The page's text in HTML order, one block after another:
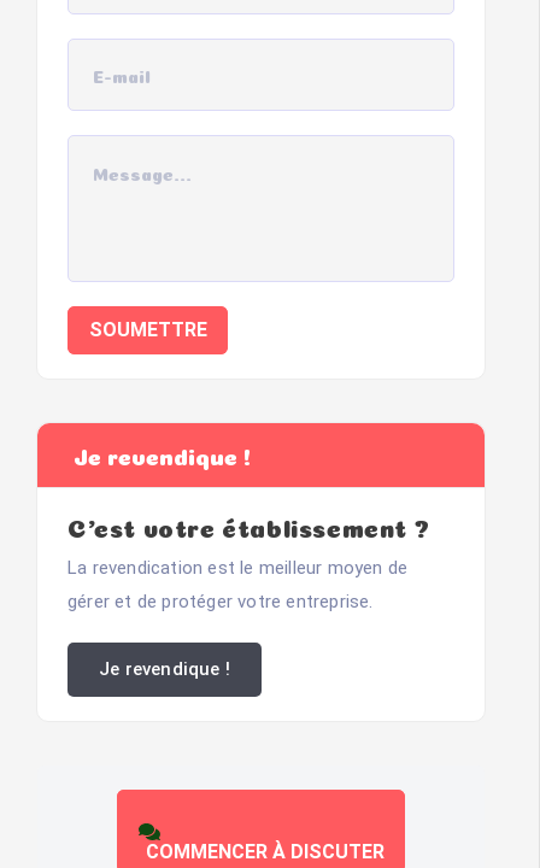
SOUMETTRE
Je revendique !
C'est votre établissement ?
La revendication est le meilleur moyen de
gérer et de protéger votre entreprise.
Je revendique !
COMMENCER À DISCUTER